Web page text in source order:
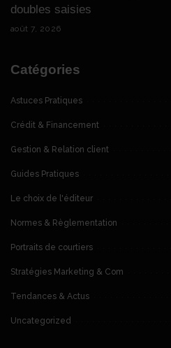
doubles saisies
août 7, 2026
Catégories
Astuces Pratiques
Crédit & Financement
Gestion & Relation client
Guides Pratiques
Le choix de l'éditeur
Normes & Règlementation
Portraits de courtiers
Stratégies Marketing & Com
Tendances & Actus
Uncategorized